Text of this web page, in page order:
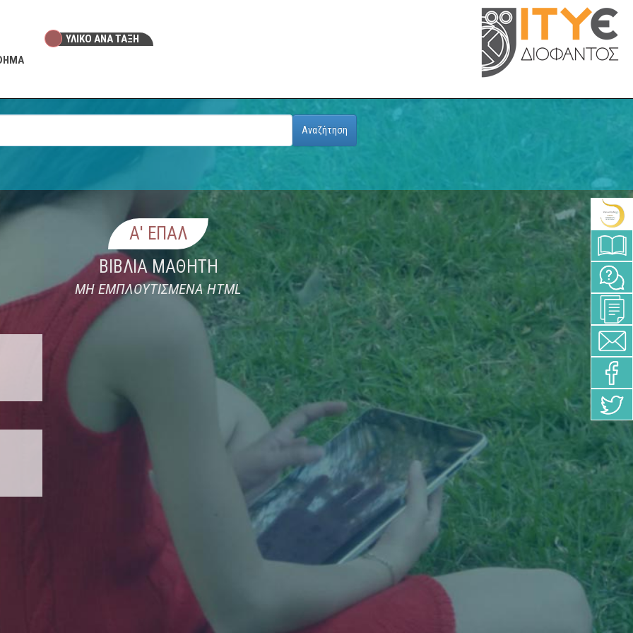
ΥΛΙΚΟ ANA ΤΑΞΗ
Αναζήτηση
Α' ΕΠΑΛ
ΒΙΒΛΙΑ ΜΑΘΗΤΗ
ΜΗ ΕΜΠΛΟΥΤΙΣΜΕΝΑ HTML